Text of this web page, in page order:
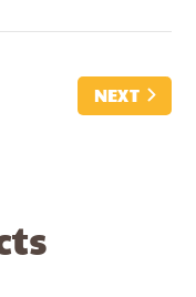
NEXT